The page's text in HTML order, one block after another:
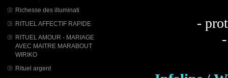
Richesse des illuminati
RITUEL AFFECTIF RAPIDE
RITUEL AMOUR - MARIAGE
AVEC MAITRE MARABOUT
WIRIKO
Rituel argent
-